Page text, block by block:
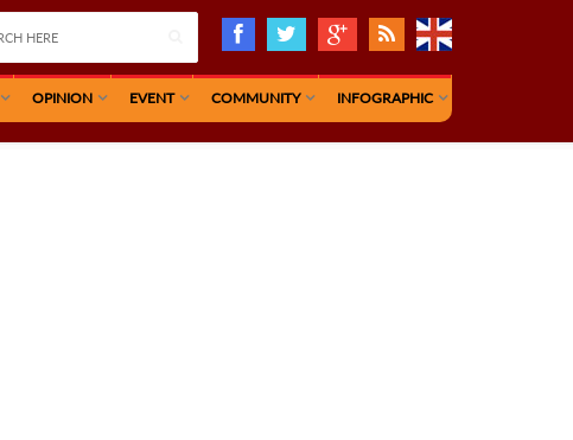
OPINION EVENT COMMUNITY INFOGRAPHIC